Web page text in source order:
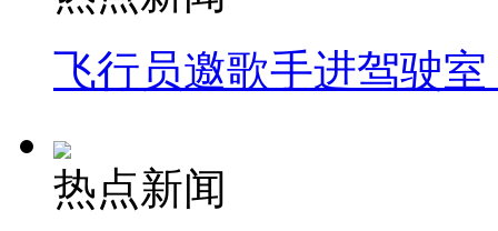
飞行员邀歌手进驾驶
热点新闻